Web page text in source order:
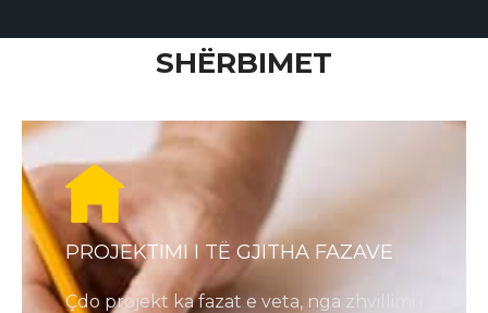
SHËRBIMET
PROJEKTIMI I TË GJITHA FAZAVE
Çdo projekt ka fazat e veta, nga zhvillimi i